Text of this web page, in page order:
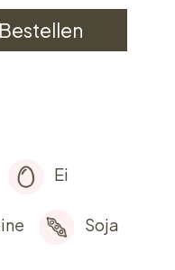
Bestellen
Ei
Soja